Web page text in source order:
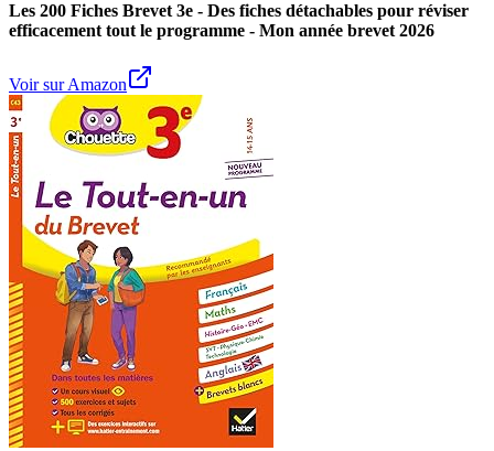
Les 200 Fiches Brevet 3e - Des fiches détachables pour réviser
efficacement tout le programme - Mon année brevet 2026
Voir sur Amazon